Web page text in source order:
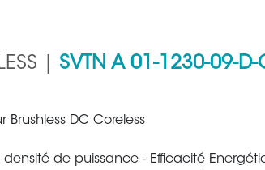
| SVTN A 01-1230-09-D-
Brushless DC Coreless
densité de puissance - Efficacité